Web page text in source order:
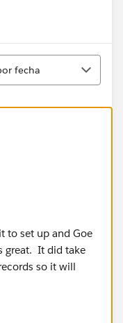
fecha
to set up and Goe
great. It did take
so it will
listingDetail?